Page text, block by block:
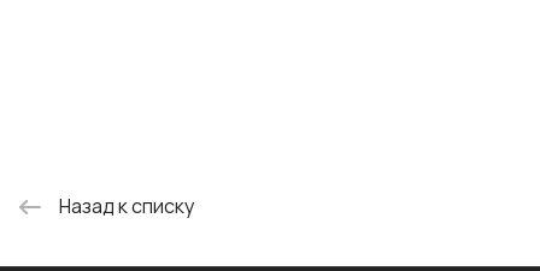
Назад к списку